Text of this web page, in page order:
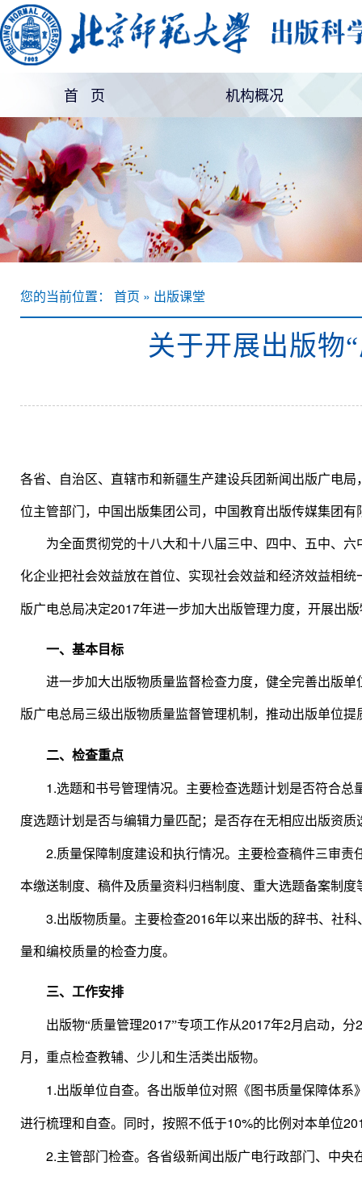
首 页 机构概况
您的当前位置： 首页 » 出版课堂
关于开展出版物
各省、自治区、直辖市和新疆生产建设兵团新闻出版广电
位主管部门，中国出版集团公司，中国教育出版传媒集团
为全面贯彻党的十八大和十八届三中、四中、五中、
化企业把社会效益放在首位、实现社会效益和经济效益相
版广电总局决定2017年进一步加大出版管理力度，开展出
一、基本目标
进一步加大出版物质量监督检查力度，健全完善出版
版广电总局三级出版物质量监督管理机制，推动出版单位
二、检查重点
1.选题和书号管理情况。主要检查选题计划是否符合
度选题计划是否与编辑力量匹配；是否存在无相应出版资
2.质量保障制度建设和执行情况。主要检查稿件三审
本缴送制度、稿件及质量资料归档制度、重大选题备案制
3.出版物质量。主要检查2016年以来出版的辞书、社
量和编校质量的检查力度。
三、工作安排
出版物“质量管理2017”专项工作从2017年2月启动，分2
月，重点检查教辅、少儿和生活类出版物。
1.出版单位自查。各出版单位对照《图书质量保障体
进行梳理和自查。同时，按照不低于10%的比例对本单位
2.主管部门检查。各省级新闻出版广电行政部门、中